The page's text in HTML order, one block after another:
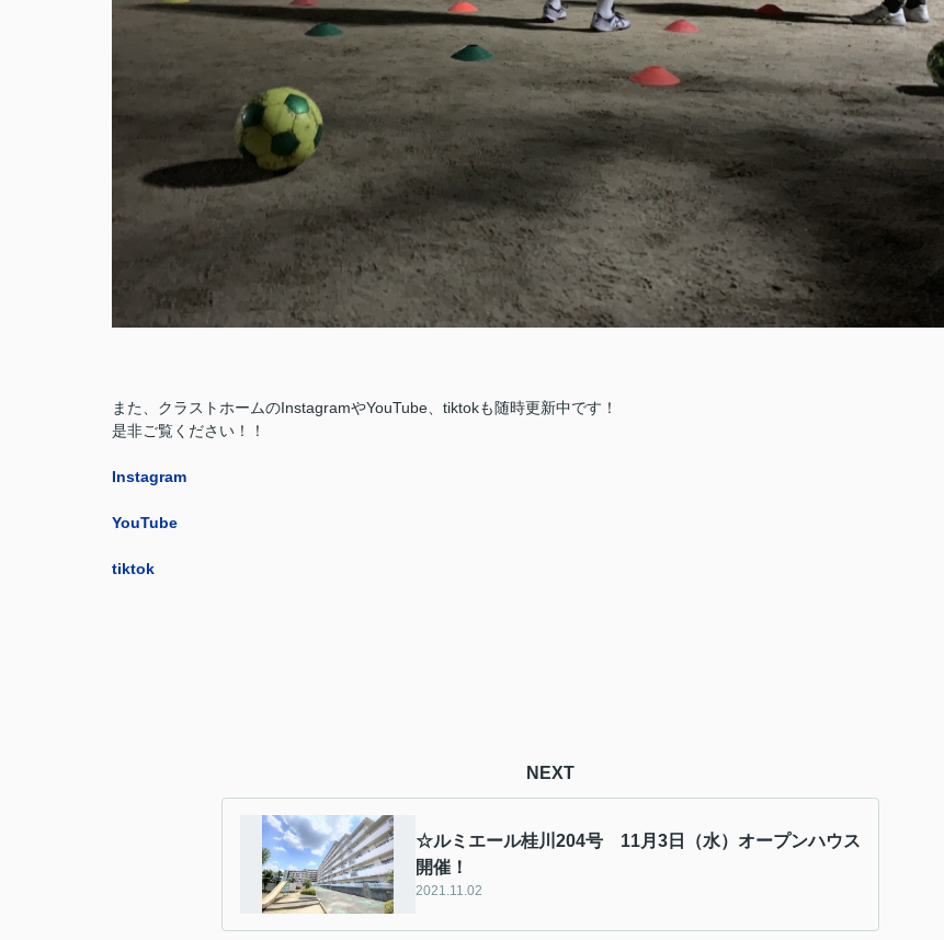
また、クラストホームのInstagramやYouTube、tiktokも随時更新中です！
是非ご覧ください！！
Instagram
YouTube
tiktok
NEXT
☆ルミエール桂川204号 11月3日（水）オープンハウス
開催！
2021.11.02